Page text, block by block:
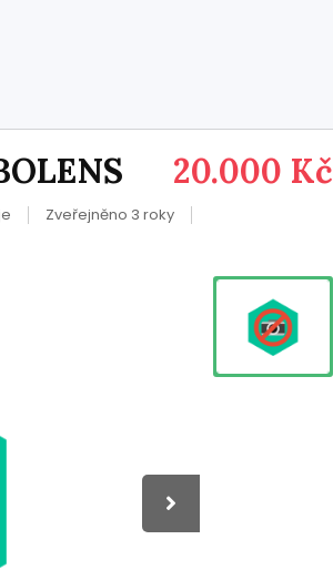
20.000 Kč
Zveřejněno 3 roky